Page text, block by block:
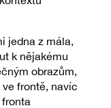
jedna z mála,
k nějakému
obrazům,
frontě, navíc